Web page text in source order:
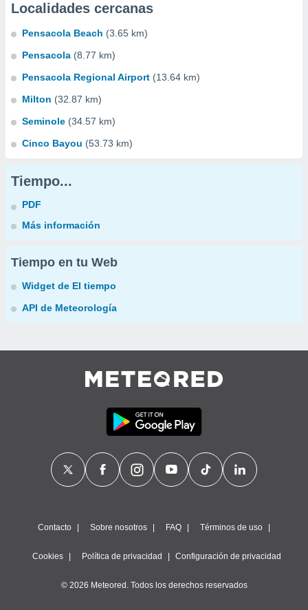
Localidades cercanas
Pensacola Beach (3.65 km)
Pensacola (8.77 km)
Pensacola Regional Airport (13.64 km)
Milton (32.87 km)
Seminole (34.57 km)
Cinco Bayou (53.73 km)
Tiempo...
PDF
Más información
Tiempo en tu Web
Widget de El tiempo
API de Meteorología
Contacto Sobre nosotros FAQ Términos de uso
Cookies Política de privacidad Configuración de privacidad
© 2026 Meteored. Todos los derechos reservados